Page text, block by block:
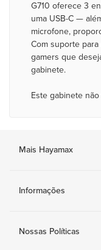
G710 oferece 3
uma USB-C —
microfone,
Com suporte
gamers que
gabinete.
Este gabinete
Mais Hayamax
Informações
Nossas Políticas